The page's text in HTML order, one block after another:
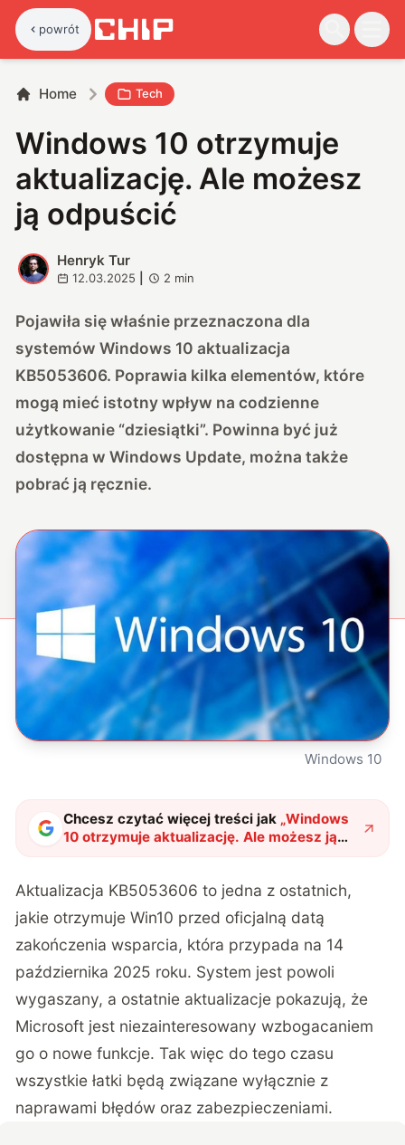
powrót
Home Tech
Windows 10 otrzymuje
aktualizację. Ale możesz
ją odpuścić
H
Henryk Tur
12.03.2025 2 min
Pojawiła się właśnie przeznaczona dla
systemów Windows 10 aktualizacja
KB5053606. Poprawia kilka elementów, które
mogą mieć istotny wpływ na codzienne
użytkowanie “dziesiątki”. Powinna być już
dostępna w Windows Update, można także
pobrać ją ręcznie.
Windows 10
Chcesz czytać więcej treści jak „Windows
10 otrzymuje aktualizację. Ale możesz ją
odpuścić"?
Aktualizacja KB5053606 to jedna z ostatnich,
jakie otrzymuje Win10 przed oficjalną datą
zakończenia wsparcia, która przypada na 14
października 2025 roku. System jest powoli
wygaszany, a ostatnie aktualizacje pokazują, że
Microsoft jest niezainteresowany wzbogacaniem
go o nowe funkcje. Tak więc do tego czasu
wszystkie łatki będą związane wyłącznie z
naprawami błędów oraz zabezpieczeniami.